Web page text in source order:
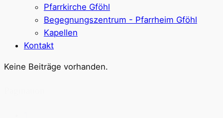
Pfarrkirche Gföhl
Begegnungszentrum - Pfarrheim Gföhl
Kapellen
Kontakt
Keine Beiträge vorhanden.